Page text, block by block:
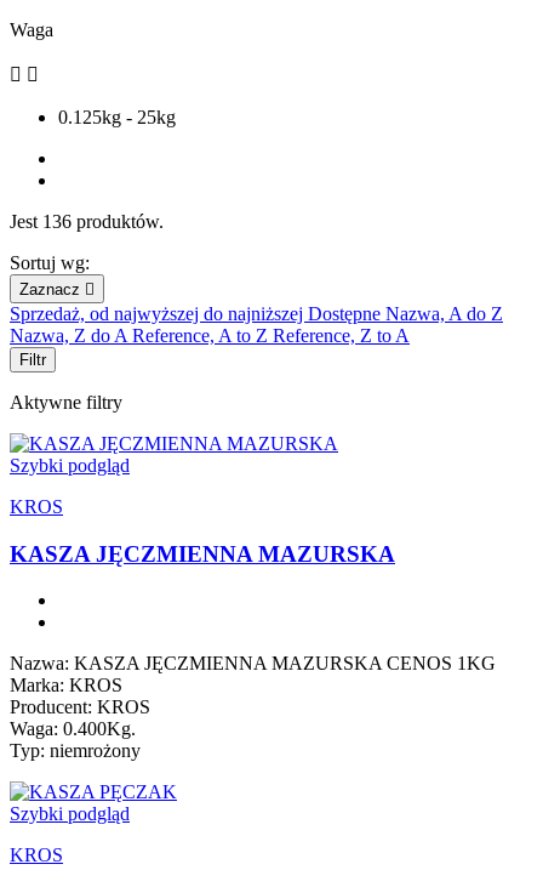
Waga
 
0.125kg - 25kg
Jest 136 produktów.
Sortuj wg:
Zaznacz 
Sprzedaż, od najwyższej do najniższej Dostępne Nazwa, A do Z
Nazwa, Z do A Reference, A to Z Reference, Z to A
Filtr
Aktywne filtry
Szybki podgląd
KROS
KASZA JĘCZMIENNA MAZURSKA
Nazwa: KASZA JĘCZMIENNA MAZURSKA CENOS 1KG
Marka: KROS
Producent: KROS
Waga: 0.400Kg.
Typ: niemrożony
Szybki podgląd
KROS